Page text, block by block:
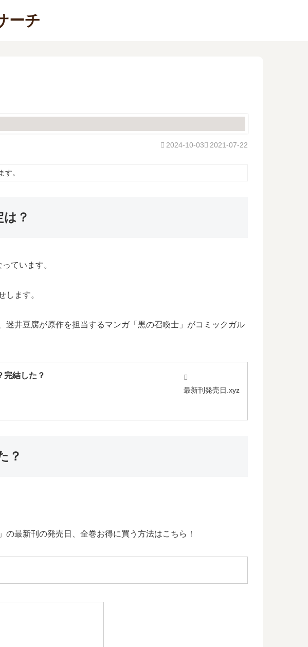
ーチ
2021-07-22
2024-10-03
。
？
ています。
します。
井豆腐が原作を担当するマンガ「黒の召喚士」がコミックガル
完結した？
最新刊発売日.xyz
？
最新刊の発売日、全巻お得に買う方法はこちら！